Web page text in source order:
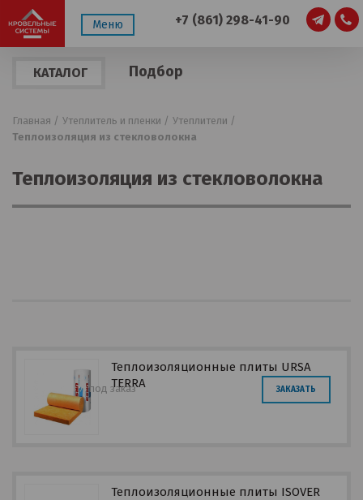
Меню +7 (861) 298-41-90
КАТАЛОГ
Подбор
Главная / Утеплитель и пленки / Утеплители /
Теплоизоляция из стекловолокна
Теплоизоляция из стекловолокна
Теплоизоляционные плиты URSA
TERRA
под заказ ЗАКАЗАТЬ
Теплоизоляционные плиты ISOVER